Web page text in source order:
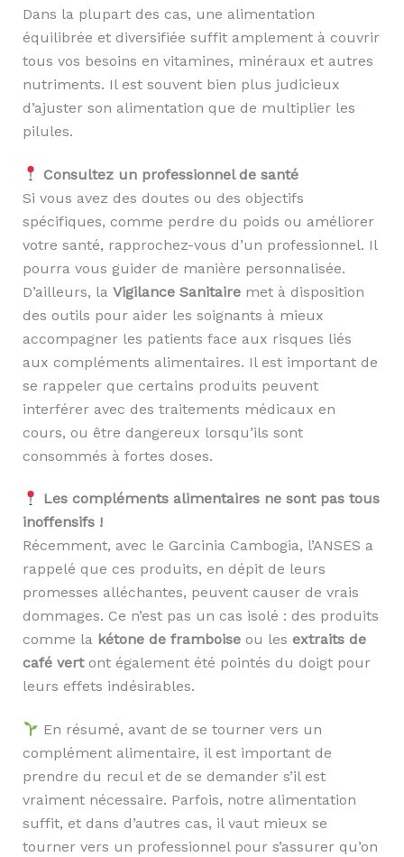
Dans la plupart des cas, une alimentation
équilibrée et diversifiée suffit amplement à couvrir
tous vos besoins en vitamines, minéraux et autres
nutriments. Il est souvent bien plus judicieux
d’ajuster son alimentation que de multiplier les
pilules.
Consultez un professionnel de santé
Si vous avez des doutes ou des objectifs
spécifiques, comme perdre du poids ou améliorer
votre santé, rapprochez-vous d’un professionnel. Il
pourra vous guider de manière personnalisée.
D’ailleurs, la Vigilance Sanitairemet à disposition
des outils pour aider les soignants à mieux
accompagner les patients face aux risques liés
aux compléments alimentaires. Il est important de
se rappeler que certains produits peuvent
interférer avec des traitements médicaux en
cours, ou être dangereux lorsqu’ils sont
consommés à fortes doses.
Les compléments alimentaires ne sont pas tous
inoffensifs !
Récemment, avec le Garcinia Cambogia, l’ANSES a
rappelé que ces produits, en dépit de leurs
promesses alléchantes, peuvent causer de vrais
dommages. Ce n’est pas un cas isolé : des produits
comme la kétone de framboiseou les extraits de
café vertont également été pointés du doigt pour
leurs effets indésirables.
En résumé, avant de se tourner vers un
complément alimentaire, il est important de
prendre du recul et de se demander s’il est
vraiment nécessaire. Parfois, notre alimentation
suffit, et dans d’autres cas, il vaut mieux se
tourner vers un professionnel pour s’assurer qu’on